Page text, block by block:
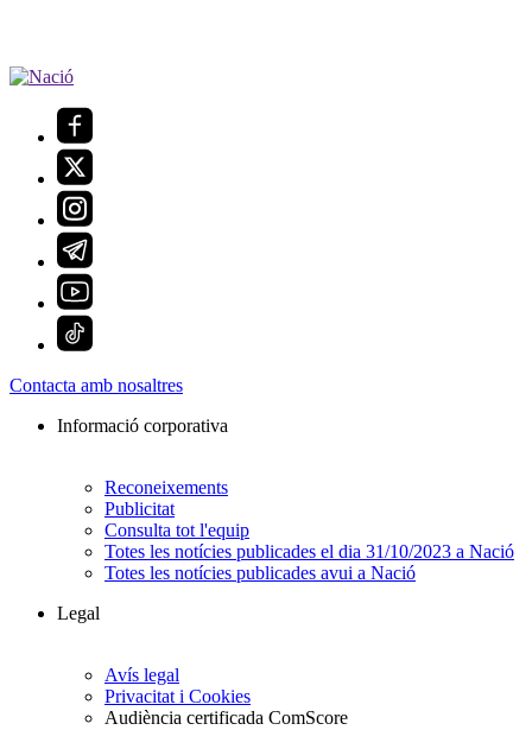
Contacta amb nosaltres
Informació corporativa
Reconeixements
Publicitat
Consulta tot l'equip
Totes les notícies publicades el dia 31/10/2023 a Nació
Totes les notícies publicades avui a Nació
Legal
Avís legal
Privacitat i Cookies
Audiència certificada ComScore